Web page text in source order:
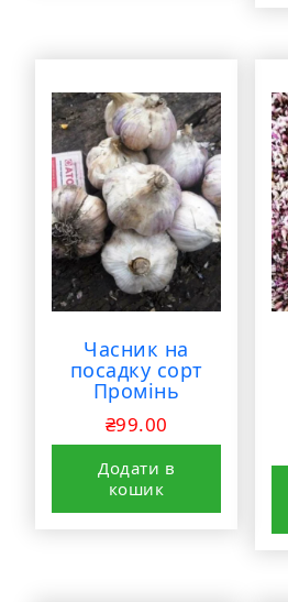
Часник на
посадку сорт
Промінь
₴99.00
Додати в
кошик